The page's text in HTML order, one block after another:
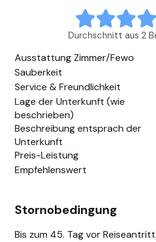
Durchschnitt aus 2
Ausstattung Zimmer/Fewo
Sauberkeit
Service & Freundlichkeit
Lage der Unterkunft (wie
beschrieben)
Beschreibung entsprach der
Unterkunft
Preis-Leistung
Empfehlenswert
Stornobedingung
Bis zum 45. Tag vor